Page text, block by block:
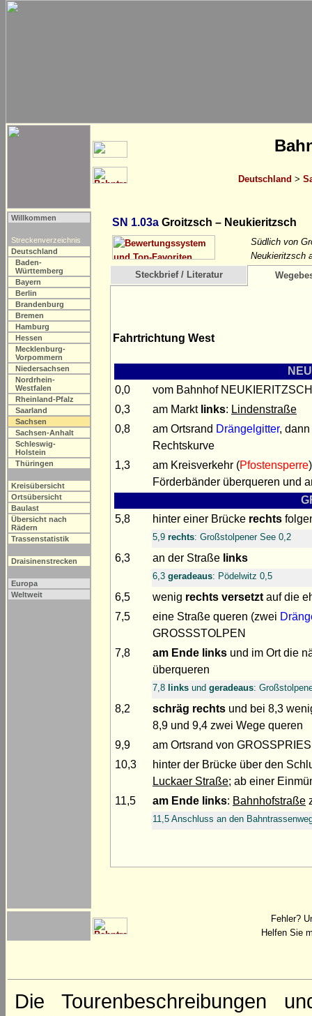
Deutschland >
Willkommen
Streckenverzeichnis
Deutschland
Baden-
Württemberg
Bayern
Berlin
Brandenburg
Bremen
Hamburg
Hessen
Mecklenburg-
Vorpommern
Niedersachsen
Nordrhein-
Westfalen
Rheinland-Pfalz
Saarland
Sachsen
Sachsen-Anhalt
Schleswig-
Holstein
Thüringen
Kreisübersicht
Ortsübersicht
Baulast
Übersicht nach
Rädern
Trassenstatistik
Draisinenstrecken
Europa
Weltweit
SN 1.03a Groitzsch – Neukieritzsch
Südlich von
Neukieritzsch
Steckbrief / Literatur
Fahrtrichtung West
0,0
vom Bahnhof
0,3
am Markt links: Lindenstraße
0,8
am Ortsrand Drängelgitter,
Rechtskurve
1,3
am Kreisverkehr (Pfostensperre
Förderbänder überqueren und
5,8
hinter einer Brücke rechts
5,9 rechts: Großstolpener See 0,2
6,3 an der Straße links
6,3 geradeaus: Pödelwitz 0,5
6,5 wenig rechts versetzt auf die
7,5
eine Straße queren (zwei
GROSSSTOLPEN
7,8
am Ende links und im Ort die
überqueren
7,8 links und geradeaus:
8,2 schräg rechts und bei 8,3
8,9 und 9,4 zwei Wege queren
9,9
am Ortsrand von
10,3
hinter der Brücke über den
Luckaer Straße; ab einer
11,5
am Ende links: Bahnhofstraße
11,5 Anschluss an den
Fehler?
Helfen Sie
Die Tourenbeschreibungen